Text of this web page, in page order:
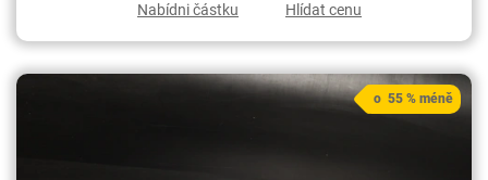
Nabídni částku
Hlídat cenu
o 55 % méně